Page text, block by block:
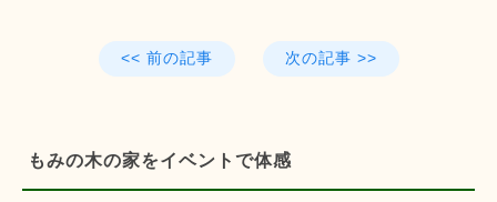
<< 前の記事 次の記事 >>
もみの木の家をイベントで体感